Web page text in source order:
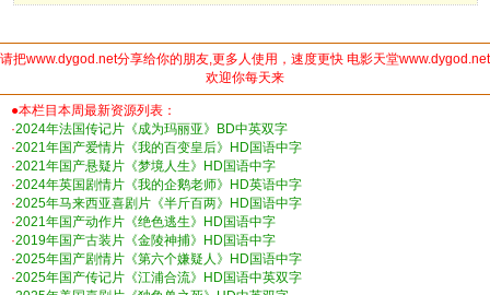
请把www.dygod.net分享给你的朋友,更多人使用，速度更快 电影天堂www.dygod.net
欢迎你每天来
●本栏目本周最新资源列表：
·2024年法国传记片《成为玛丽亚》BD中英双字
·2021年国产爱情片《我的百变皇后》HD国语中字
·2021年国产悬疑片《梦境人生》HD国语中字
·2024年英国剧情片《我的企鹅老师》HD英语中字
·2025年马来西亚喜剧片《半斤百两》HD国语中字
·2021年国产动作片《绝色逃生》HD国语中字
·2019年国产古装片《金陵神捕》HD国语中字
·2025年国产剧情片《第六个嫌疑人》HD国语中字
·2025年国产传记片《江浦合流》HD国语中英双字